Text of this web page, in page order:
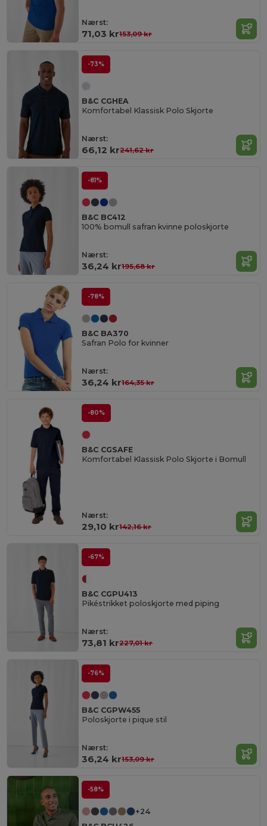
Nærst:
71,03 kr153,09 kr
-73%
B&C CGHEA
Komfortabel Klassisk Polo Skjorte
Nærst:
66,12 kr241,62 kr
-81%
B&C BC412
100% bomull safran kvinne poloskjorte
Nærst:
36,24 kr195,68 kr
-78%
B&C BA370
Safran Polo for kvinner
Nærst:
36,24 kr164,35 kr
-80%
B&C CGSAFE
Komfortabel Klassisk Polo Skjorte i Bomull
Nærst:
29,10 kr142,16 kr
-67%
B&C CGPU413
Pikéstrikket poloskjorte med piping
Nærst:
73,81 kr227,01 kr
-76%
B&C CGPW455
Poloskjorte i pique stil
Nærst:
36,24 kr153,09 kr
-58%
+24